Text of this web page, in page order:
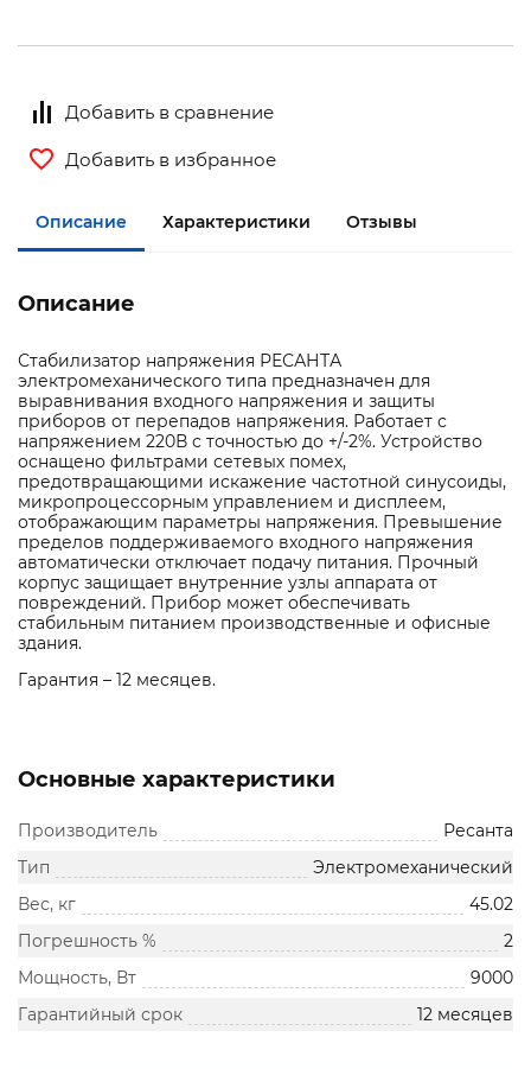
Добавить в сравнение
Добавить в избранное
Описание Характеристики Отзывы
Описание
Стабилизатор напряжения РЕСАНТА
электромеханического типа предназначен для
выравнивания входного напряжения и защиты
приборов от перепадов напряжения. Работает с
напряжением 220В с точностью до +/-2%. Устройство
оснащено фильтрами сетевых помех,
предотвращающими искажение частотной синусоиды,
микропроцессорным управлением и дисплеем,
отображающим параметры напряжения. Превышение
пределов поддерживаемого входного напряжения
автоматически отключает подачу питания. Прочный
корпус защищает внутренние узлы аппарата от
повреждений. Прибор может обеспечивать
стабильным питанием производственные и офисные
здания.
Гарантия – 12 месяцев.
Основные характеристики
Производитель
Ресанта
Тип
Электромеханический
Вес, кг
45.02
Погрешность %
2
Мощность, Вт
9000
Гарантийный срок
12 месяцев